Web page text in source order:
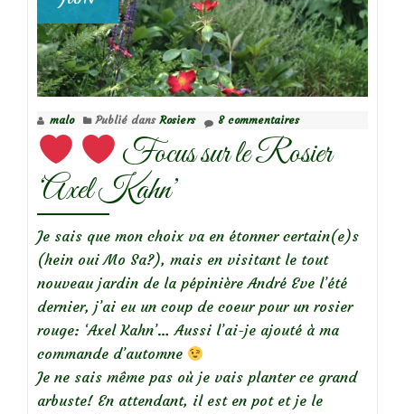
malo Publié dans Rosiers 8 commentaires
Focus sur le Rosier
‘Axel Kahn’
Je sais que mon choix va en étonner certain(e)s
(hein oui Mo Sa?), mais en visitant le tout
nouveau jardin de la pépinière André Eve l’été
dernier, j’ai eu un coup de coeur pour un rosier
rouge: ‘Axel Kahn’… Aussi l’ai-je ajouté à ma
commande d’automne
Je ne sais même pas où je vais planter ce grand
arbuste! En attendant, il est en pot et je le